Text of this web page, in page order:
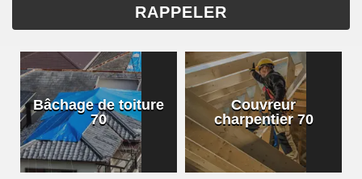
Bâchage de toiture
70
Couvreur
charpentier 70